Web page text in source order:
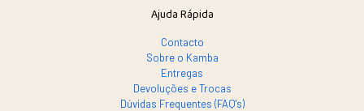
Ajuda Rápida
Contacto
Sobre o Kamba
Entregas
Devoluções e Trocas
Dúvidas Frequentes (FAQ's)